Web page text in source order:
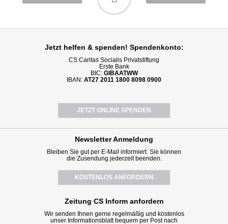
Jetzt helfen & spenden! Spendenkonto:
CS Caritas Socialis Privatstiftung
Erste Bank
BIC: GIBAATWW
IBAN: AT27 2011 1800 8098 0900
JETZT ONLINE SPENDEN
NewsletterAnmeldung
Bleiben Sie gut per E-Mail informiert. Sie können
die Zusendung jederzeit beenden.
KOSTENLOS ANFORDERN
Zeitung CS Inform anfordern
Wir senden Ihnen gerne regelmäßig und kostenlos
unser Informationsblatt bequem per Post nach